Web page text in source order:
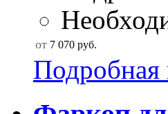
от 7 070 руб.